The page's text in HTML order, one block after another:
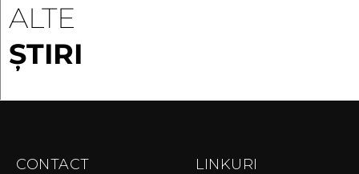
ALTE
ȘTIRI
CONTACT LINKURI